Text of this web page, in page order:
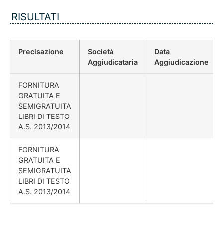
RISULTATI
Precisazione
Società
Aggiudicataria
Data
Aggiudicazione
FORNITURA
GRATUITA E
SEMIGRATUITA
LIBRI DI TESTO
A.S. 2013/2014
FORNITURA
GRATUITA E
SEMIGRATUITA
LIBRI DI TESTO
A.S. 2013/2014